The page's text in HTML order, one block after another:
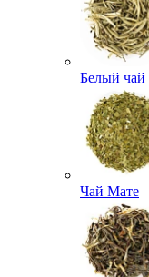
Белый чай
Чай Мате